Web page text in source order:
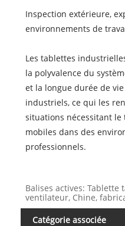
Inspection extérieure,
environnements de
Les tablettes
la polyvalence du
et la longue durée de
industriels, ce qui les
situations nécessitant
mobiles dans des
professionnels.
Balises actives: Tablette
ventilateur, Chine,
Catégorie associée